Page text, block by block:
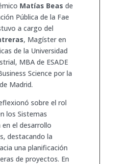
Matías Beas de
Pública de la Fae
a cargo del
, Magíster en
de la Universidad
MBA de ESADE
Science por la
Madrid.
sobre el rol
los Sistemas
el desarrollo
destacando la
una planificación
de proyectos. En